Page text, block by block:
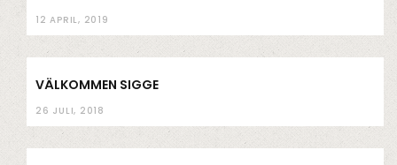
12 APRIL, 2019
VÄLKOMMEN SIGGE
26 JULI, 2018